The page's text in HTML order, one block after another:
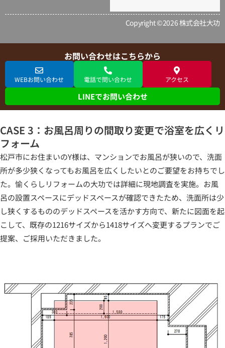
Copyright ©2026 株式会社大功
お問い合わせはこちらから
WEBお問い合わせ 電話で問い合わせ アクセス
LINEでお問い合わせ
CASE 3：お風呂周りの間取り変更で浴室を広くリ
フォーム
松戸市にお住まいのY様は、マンションでお風呂が狭いので、洗面
所が多少狭くなってもお風呂を広くしたいとのご要望をお持ちでし
た。愉くらしリフォームの大功では詳細に現地調査を実施。お風
呂の設置スペースにデッドスペースが確認できたため、洗面所は少
し狭くするもののデッドスペースを活かす方向で、新たに図面を起
こして、既存の1216サイズから1418サイズへ変更するプランでご
提案、ご採用いただきました。